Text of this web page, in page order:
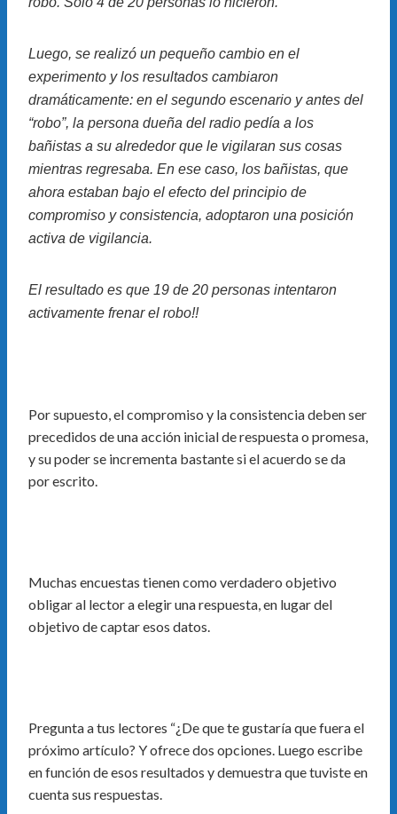
Luego, se realizó un pequeño cambio en el
experimento y los resultados cambiaron
dramáticamente: en el segundo escenario y antes del
“robo”, la persona dueña del radio pedía a los
bañistas a su alrededor que le vigilaran sus cosas
mientras regresaba. En ese caso, los bañistas, que
ahora estaban bajo el efecto del principio de
compromiso y consistencia, adoptaron una posición
activa de vigilancia.
El resultado es que 19 de 20 personas intentaron
activamente frenar el robo!!
Por supuesto, el compromiso y la consistencia deben ser
precedidos de una acción inicial de respuesta o promesa,
y su poder se incrementa bastante si el acuerdo se da
por escrito.
Muchas encuestas tienen como verdadero objetivo
obligar al lector a elegir una respuesta, en lugar del
objetivo de captar esos datos.
Pregunta a tus lectores “¿De que te gustaría que fuera el
próximo artículo? Y ofrece dos opciones. Luego escribe
en función de esos resultados y demuestra que tuviste en
cuenta sus respuestas.